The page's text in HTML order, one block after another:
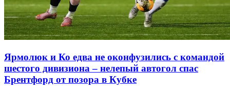
Ярмолюк и Ко едва не оконфузились с командой
шестого дивизиона – нелепый автогол спас
Брентфорд от позора в Кубке